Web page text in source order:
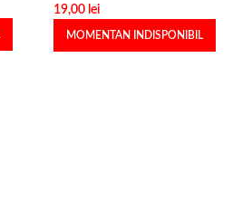
19,00 lei
MOMENTAN INDISPONIBIL